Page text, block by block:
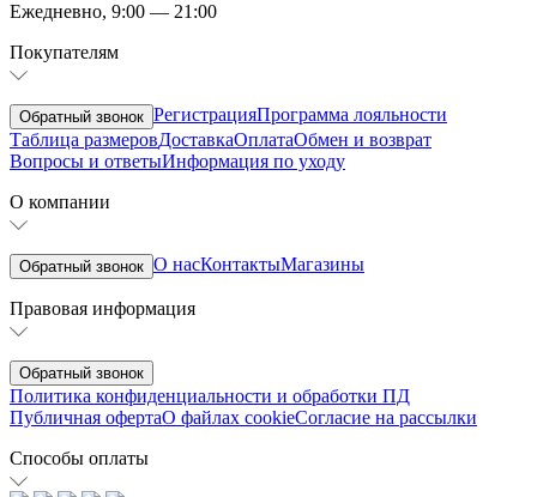
Ежедневно, 9:00 — 21:00
Покупателям
Обратный звонок РегистрацияПрограмма лояльности
Таблица размеровДоставкаОплатаОбмен и возврат
Вопросы и ответыИнформация по уходу
О компании
Обратный звонок О насКонтактыМагазины
Правовая информация
Обратный звонок
Политика конфиденциальности и обработки ПД
Публичная офертаО файлах cookieСогласие на рассылки
Способы оплаты